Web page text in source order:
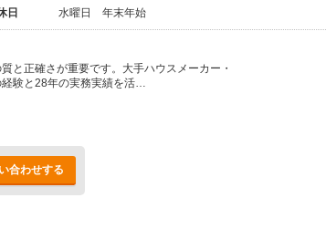
日 水曜日 年末年始
と正確さが重要です。大手ハウスメーカー・
験と28年の実務実績を活…
合わせする